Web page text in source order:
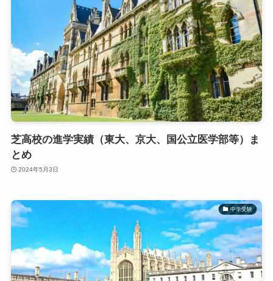
芝高校の進学実績（東大、京大、国公立医学部等）ま
とめ
2024年5月3日
中学受験